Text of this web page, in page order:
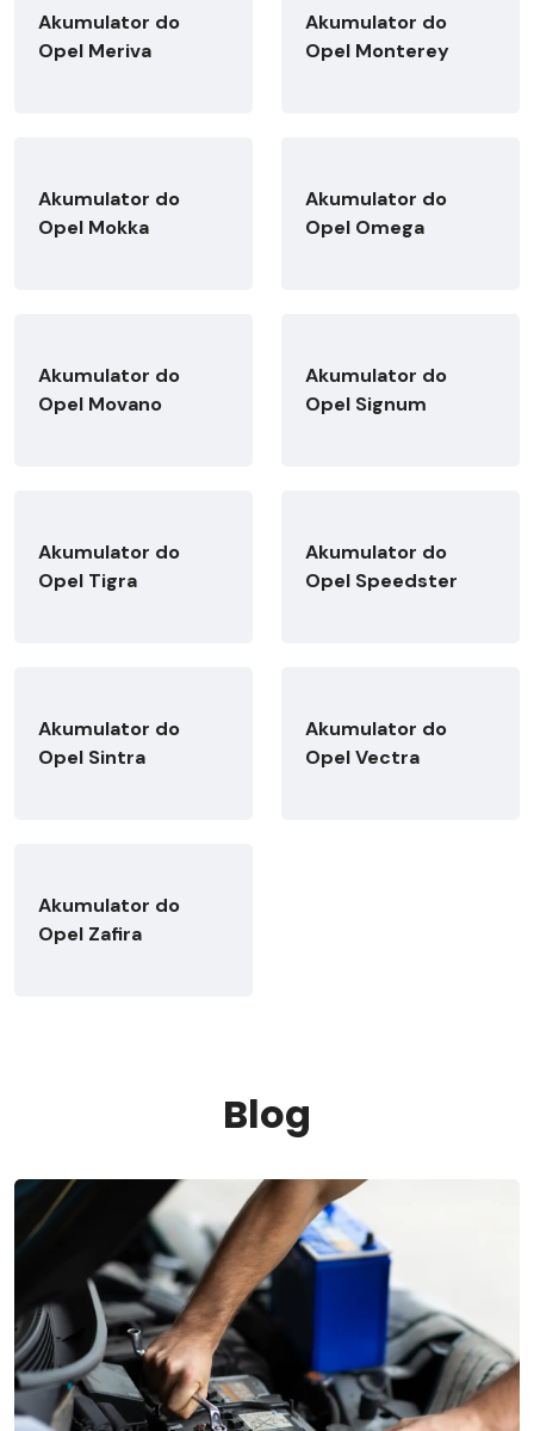
Akumulator do
Opel Meriva
Akumulator do
Opel Monterey
Akumulator do
Opel Mokka
Akumulator do
Opel Omega
Akumulator do
Opel Movano
Akumulator do
Opel Signum
Akumulator do
Opel Tigra
Akumulator do
Opel Speedster
Akumulator do
Opel Sintra
Akumulator do
Opel Vectra
Akumulator do
Opel Zafira
Blog